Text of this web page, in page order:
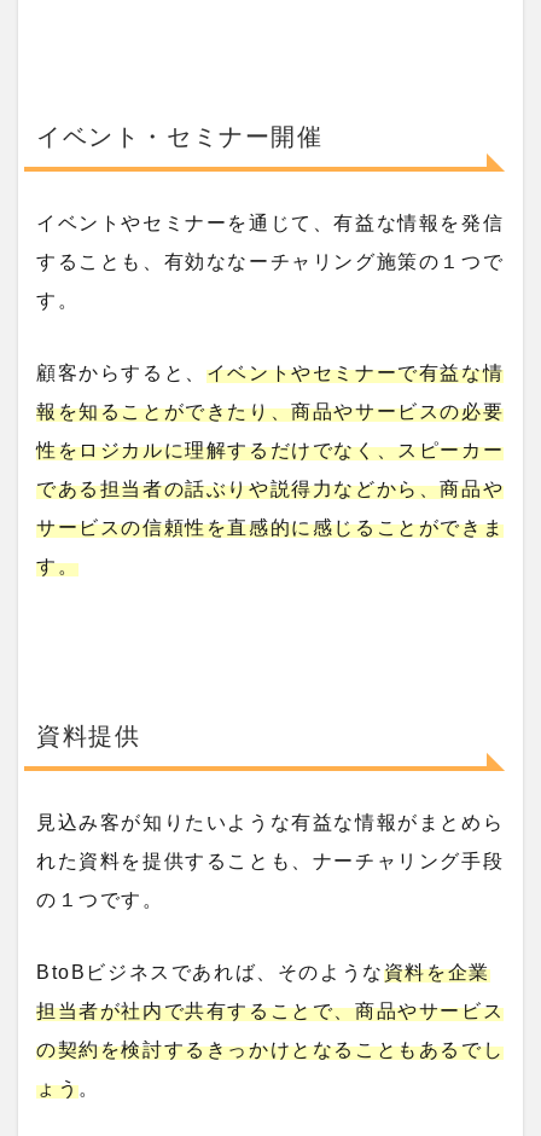
イベント・セミナー開催
イベントやセミナーを通じて、有益な情報を発信
することも、有効ななーチャリング施策の１つで
す。
顧客からすると、 イベントやセミナーで有益な情
報を知ることができたり、商品やサービスの必要
性をロジカルに理解するだけでなく、スピーカー
である担当者の話ぶりや説得力などから、商品や
サービスの信頼性を直感的に感じることができま
す。
資料提供
見込み客が知りたいような有益な情報がまとめら
れた資料を提供することも、ナーチャリング手段
の１つです。
BtoBビジネスであれば、そのような資料を企業
担当者が社内で共有することで、商品やサービス
の契約を検討するきっかけとなることもあるでし
ょう。